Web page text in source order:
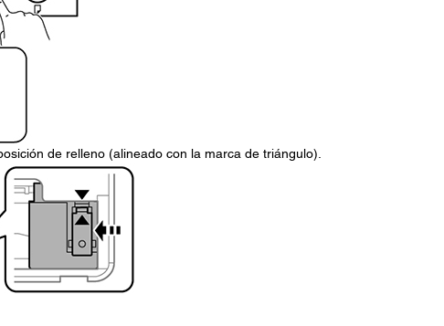
de relleno (alineado con la marca de triángulo).